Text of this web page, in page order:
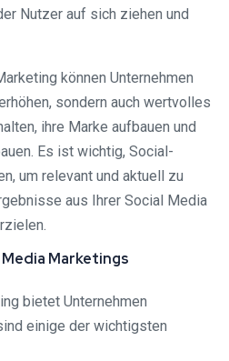
Nutzer auf sich ziehen und
können Unternehmen
sondern auch wertvolles
ihre Marke aufbauen und
Es ist wichtig, Social-
um relevant und aktuell zu
aus Ihrer Social Media
Marketings
bietet Unternehmen
einige der wichtigsten